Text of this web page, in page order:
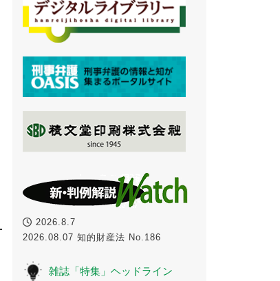
2026.8.7
2026.08.07 知的財産法 No.186
雑誌「特集」ヘッドライン